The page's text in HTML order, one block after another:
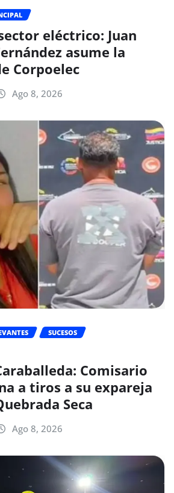
eléctrico: Juan
asume la
Corpoelec
Ago 8, 2026
SUCESOS
Comisario
a tiros a su expareja
Seca
Ago 8, 2026